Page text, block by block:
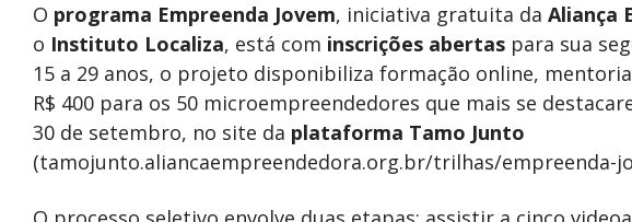
O programa Empreenda Jovem, iniciativa gratuita da Aliança
o Instituto Localiza, está com inscrições abertas para sua
15 a 29 anos, o projeto disponibiliza formação online,
R$ 400 para os 50 microempreendedores que mais se
30 de setembro, no site da plataforma Tamo Junto
(tamojunto.aliancaempreendedora.org.br/trilhas/empreenda-